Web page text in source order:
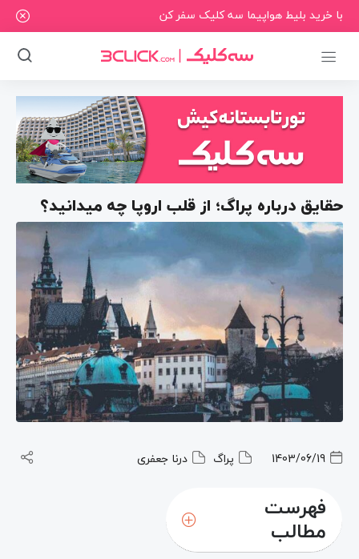
با خرید بلیط هواپیما سه کلیک سفر کن
حقایق درباره پراگ؛ از قلب اروپا چه میدانید؟
1403/06/19 پراگ درنا جعفری
فهرست
مطالب